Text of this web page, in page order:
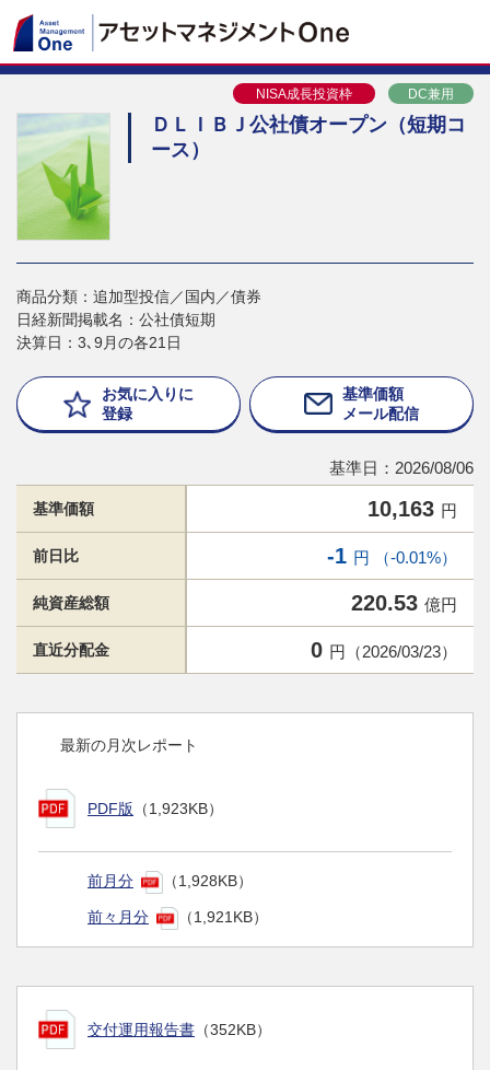
NISA成長投資枠 DC兼用
ＤＬＩＢＪ公社債オープン（短期コ
ース）
商品分類：追加型投信／国内／債券
日経新聞掲載名：公社債短期
決算日：3､9月の各21日
お気に入りに
登録
基準価額
メール配信
基準日：2026/08/06
基準価額 10,163 円
前日比 -1 円 （-0.01%）
純資産総額 220.53 億円
直近分配金 0 円（2026/03/23）
最新の月次レポート
PDF版 （1,923KB）
前月分 （1,928KB）
前々月分 （1,921KB）
交付運用報告書 （352KB）